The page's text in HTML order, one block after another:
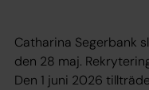
Catharina Segerbank
den 28 maj.
Den 1 juni 2026